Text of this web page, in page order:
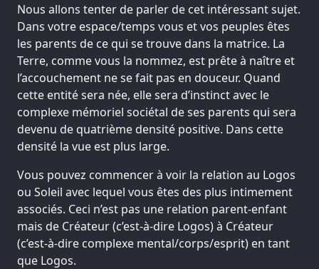
Nous allons tenter de parler de cet intéressant sujet.
Dans votre espace/temps vous et vos peuples êtes
les parents de ce qui se trouve dans la matrice. La
Terre, comme vous la nommez, est prête à naître et
l’accouchement ne se fait pas en douceur. Quand
cette entité sera née, elle sera d’instinct avec le
complexe mémoriel sociétal de ses parents qui sera
devenu de quatrième densité positive. Dans cette
densité la vue est plus large.
Vous pouvez commencer à voir la relation au Logos
ou Soleil avec lequel vous êtes des plus intimement
associés. Ceci n’est pas une relation parent-enfant
mais de Créateur (c’est-à-dire Logos) à Créateur
(c’est-à-dire complexe mental/corps/esprit) en tant
que Logos.